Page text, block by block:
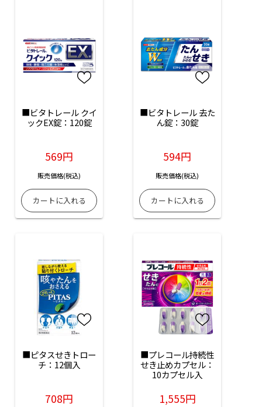
■ビタトレール クイ
ックEX錠：120錠
569円
販売価格(税込)
■ビタトレール 去た
ん錠：30錠
594円
販売価格(税込)
■ピタスせきトロー
チ：12個入
708円
■プレコール持続性
せき止めカプセル：
10カプセル入
1,555円